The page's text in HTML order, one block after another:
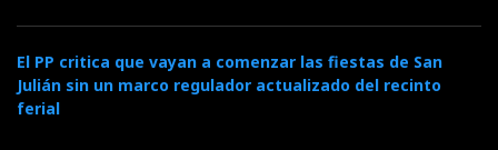
El PP critica que vayan a comenzar las fiestas de San
Julián sin un marco regulador actualizado del recinto
ferial